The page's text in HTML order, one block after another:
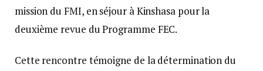
mission du FMI, en séjour à Kinshasa pour la
deuxième revue du Programme FEC.
Cette rencontre témoigne de la détermination du